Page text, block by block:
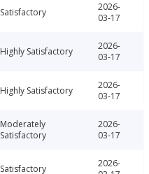
Satisfactory
2026-
03-17
Highly Satisfactory
2026-
03-17
Highly Satisfactory
2026-
03-17
Moderately
Satisfactory
2026-
03-17
Satisfactory
2026-